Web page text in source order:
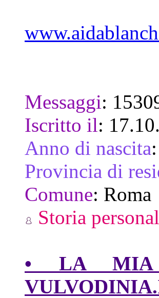
Messaggi:
Iscritto il:
Anno di nascita:
Provincia di
Comune: Roma
Storia
• LA MIA